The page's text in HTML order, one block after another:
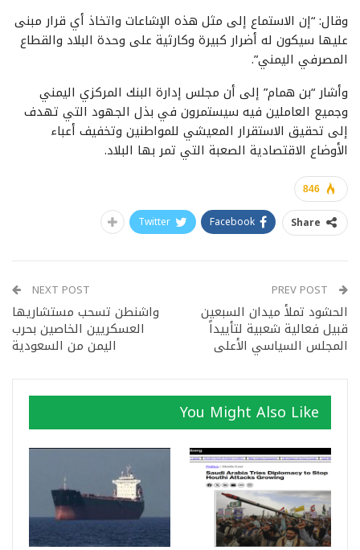
وقال: “إن الاستماع إلى مثل هذه الإشاعات واتخاذ أي قرار مبنى
عليها سيكون له أضرار كبيرة وكارثية على وحدة البلاد والقطاع
المصرفي اليمني”.
وأشار “بن همام” إلى أن مجلس إدارة البنك المركزي اليمني
وجميع العاملين فيه سيستمرون في بذل الجهود التي تهدف
إلى تحقيق الاستقرار المعيشي للمواطنين وتخفيف أعباء
الأوضاع الاقتصادية الصعبة التي تمر بها البلاد.
846
Share
Facebook
Twitter
الحشود تملأ ميدان السبعين
قبيل فعالية شعبية لتأييداً
المجلس السياسي الأعلى
NEXT POST
واشنطن تسحب مستشاريها
العسكريين الخاصين بحرب
اليمن من السعودية
You Might Also Like